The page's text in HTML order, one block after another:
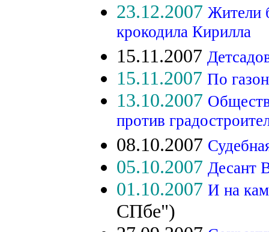
23.12.2007 Жители
крокодила Кирилла
15.11.2007
15.11.2007 По
13.10.2007
против
08.10.2007
05.10.2007 Десант
01.10.2007 И на
СПбе")